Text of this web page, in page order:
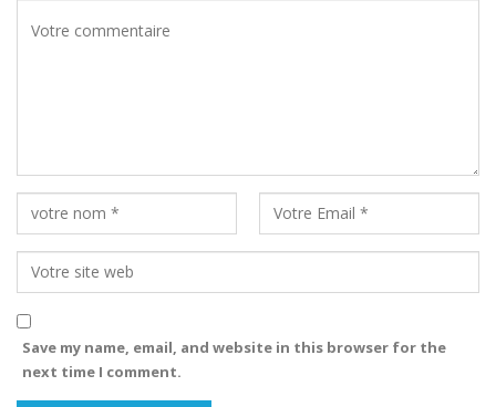
Save my name, email, and website in this browser for the
next time I comment.